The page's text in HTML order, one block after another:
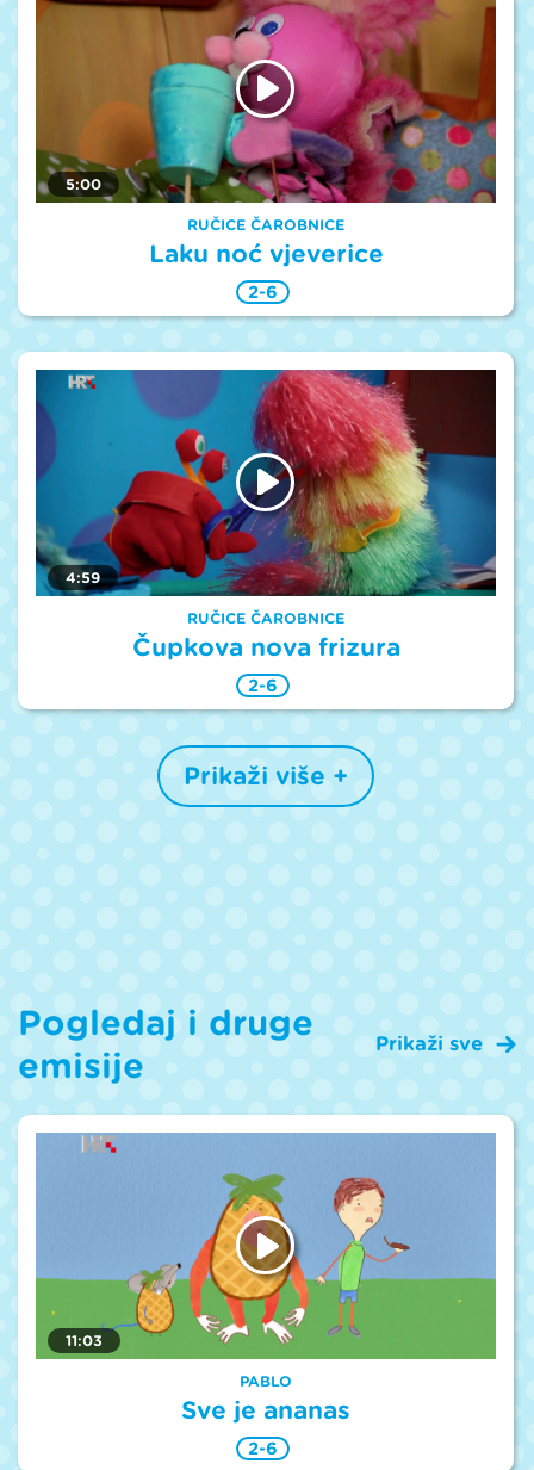
5:00
RUČICE ČAROBNICE
Laku noć vjeverice
2-6
4:59
RUČICE ČAROBNICE
Čupkova nova frizura
2-6
Prikaži više +
Pogledaj i druge
emisije
Prikaži sve
11:03
PABLO
Sve je ananas
2-6